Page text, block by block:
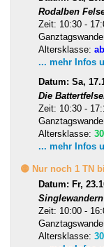
Rodalben
Zeit: 10:30 -
Altersklasse:
... mehr Infos
Datum: Sa,
Die
Zeit: 10:30 -
Altersklasse:
... mehr Infos
🟡 Nur noch 1 TN
Datum: Fr,
Zeit: 10:00 -
Altersklasse: